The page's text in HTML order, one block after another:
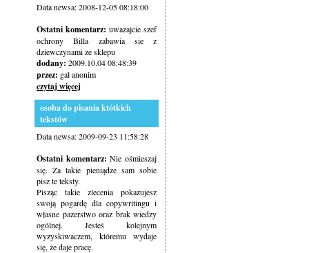
Data newsa: 2008-12-05 08:18:00
Ostatni komentarz: uwazajcie szef
ochrony Billa zabawia sie z
dziewczynami ze sklepu
dodany: 2009.10.04 08:48:39
przez: gal anonim
czytaj więcej
osoba do pisania któtkich
tekstów
Data newsa: 2009-09-23 11:58:28
Ostatni komentarz: Nie ośmieszaj
się. Za takie pieniądze sam sobie
pisz te teksty.
Pisząc takie zlecenia pokazujesz
swoją pogardę dla copywritingu i
własne pazerstwo oraz brak wiedzy
ogólnej. Jesteś kolejnym
wyzyskiwaczem, któremu wydaje
się, że daje pracę.